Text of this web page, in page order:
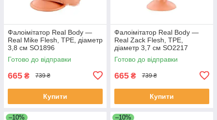
Фалоімітатор Real Body —
Real Mike Flesh, TPE, діаметр
3,8 см SO1896
Готово до відправки
665 ₴ 739 ₴
Купити
Фалоімітатор Real Body —
Real Zack Flesh, TPE,
діаметр 3,7 см SO2217
Готово до відправки
665 ₴ 739 ₴
Купити
–10% –10%